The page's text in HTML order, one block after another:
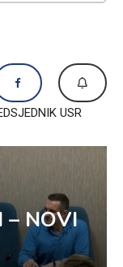
USR
– NOVI